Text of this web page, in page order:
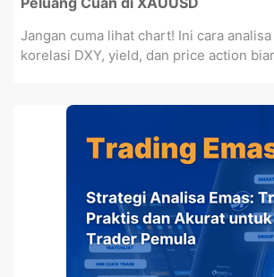
Jangan cuma lihat chart! Ini cara
korelasi DXY, yield, dan price action